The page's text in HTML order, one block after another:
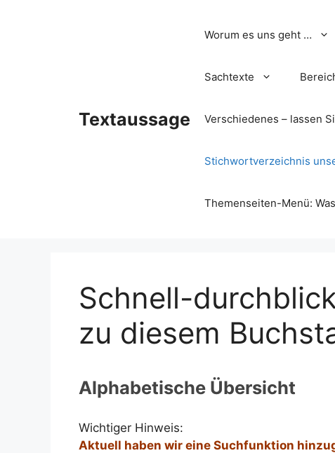
Textaussage
Worum es uns geht …
Sachtexte
Verschiedenes – lassen
Stichwortverzeichnis
Themenseiten-Menü:
Schnell-
zu diesem
Alphabetische Übersicht
Wichtiger Hinweis:
Aktuell haben wir eine Suchfunktion